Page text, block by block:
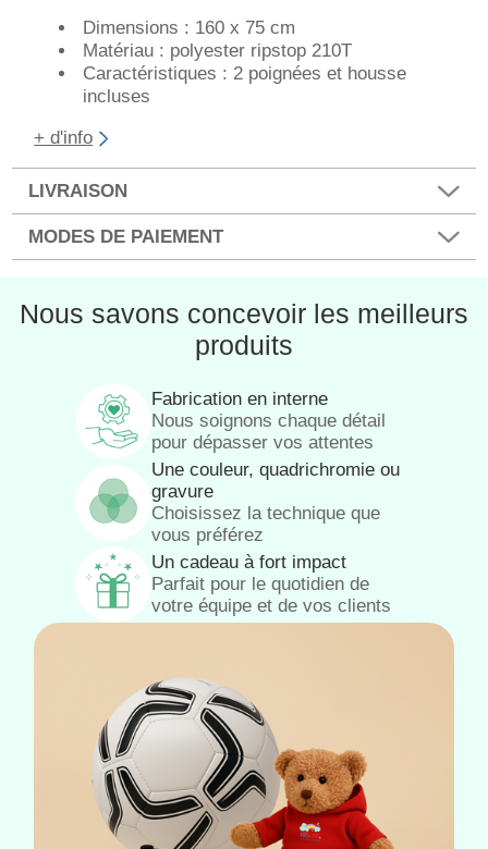
Dimensions : 160 x 75 cm
Matériau : polyester ripstop 210T
Caractéristiques : 2 poignées et housse
incluses
+ d'info
LIVRAISON
MODES DE PAIEMENT
Nous savons concevoir les meilleurs
produits
Fabrication en interne
Nous soignons chaque détail
pour dépasser vos attentes
Une couleur, quadrichromie ou
gravure
Choisissez la technique que
vous préférez
Un cadeau à fort impact
Parfait pour le quotidien de
votre équipe et de vos clients